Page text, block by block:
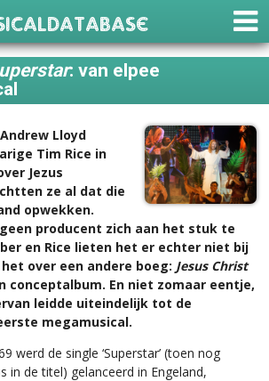
: van elpee
Lloyd
Tim Rice in
Jezus
ze al dat die
opwekken.
producent zich aan het stuk te
en Rice lieten het er echter niet bij
over een andere boeg: Jesus Christ
conceptalbum. En niet zomaar eentje,
leidde uiteindelijk tot de
megamusical.
werd de single ‘Superstar’ (toen nog
in de titel) gelanceerd in Engeland,